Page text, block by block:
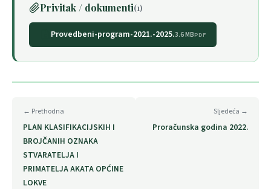
Privitak / dokumenti(1)
Provedbeni-program-2021.-2025.3.6 MBPDF
← Prethodna
PLAN KLASIFIKACIJSKIH I
BROJČANIH OZNAKA
STVARATELJA I
PRIMATELJA AKATA OPĆINE
LOKVE
Sljedeća →
Proračunska godina 2022.